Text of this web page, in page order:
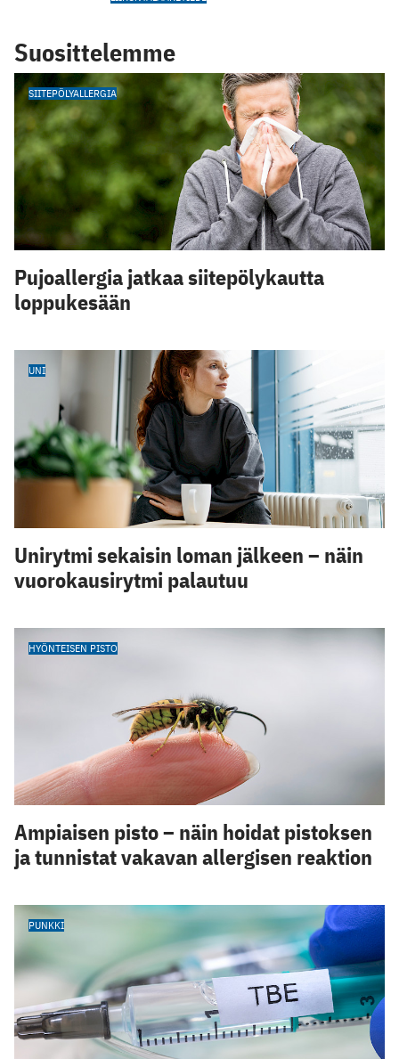
Suosittelemme
SIITEPÖLYALLERGIA
Pujoallergia jatkaa siitepölykautta
loppukesään
UNI
Unirytmi sekaisin loman jälkeen – näin
vuorokausirytmi palautuu
HYÖNTEISEN PISTO
Ampiaisen pisto – näin hoidat pistoksen
ja tunnistat vakavan allergisen reaktion
PUNKKI